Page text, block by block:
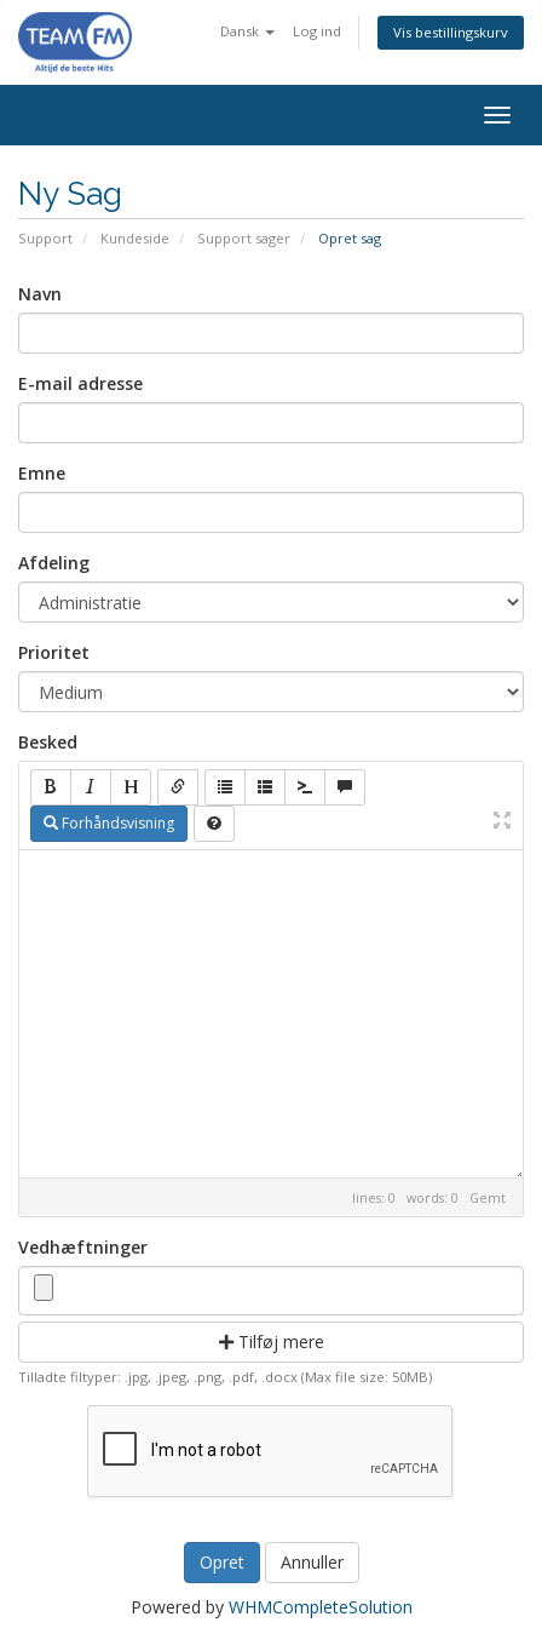
Dansk Log ind Vis bestillingskurv
Ny Sag
Support Kundeside Support sager Opret sag
Navn
E-mail adresse
Emne
Afdeling
Prioritet
Besked
Forhåndsvisning
lines: 0 words: 0 Gemt
Vedhæftninger
Tilføj mere
Tilladte filtyper: .jpg, .jpeg, .png, .pdf, .docx (Max file size: 50MB)
Annuller
Powered by WHMCompleteSolution